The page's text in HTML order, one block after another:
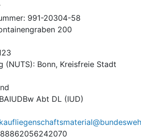
: 991-20304-58
200
(NUTS): Bonn, Kreisfreie Stadt
BAIUDBw Abt DL (IUD)